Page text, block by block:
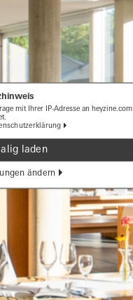
mit Ihrer IP-Adresse an heyzine.com
laden
ändern